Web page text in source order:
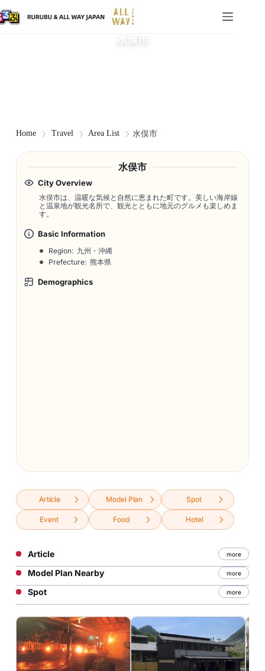
水俣市
Home Travel Area List 水俣市
水俣市
City Overview
水俣市は、温暖な気候と自然に恵まれた町です。美しい海岸線
と温泉地が観光名所で、観光とともに地元のグルメも楽しめま
す。
Basic Information
Region: 九州・沖縄
Prefecture: 熊本県
Demographics
Article Model Plan Spot
Event Food Hotel
Article more
Model Plan Nearby more
Spot more